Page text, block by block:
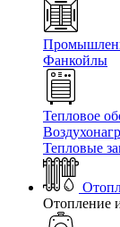
Фанкойлы
Тепловое
Тепловые
Отопление